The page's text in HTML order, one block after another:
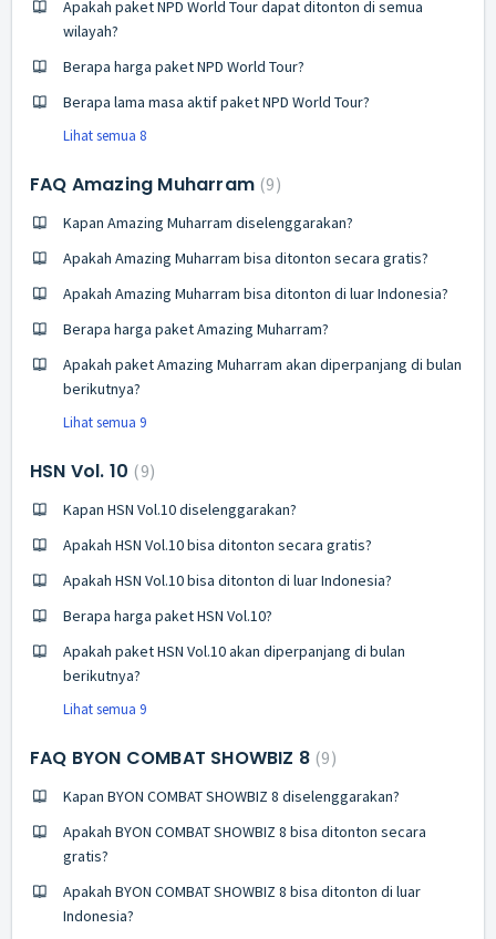
Apakah paket NPD World Tour dapat ditonton di semua
wilayah?
Berapa harga paket NPD World Tour?
Berapa lama masa aktif paket NPD World Tour?
Lihat semua 8
FAQ Amazing Muharram 9
Kapan Amazing Muharram diselenggarakan?
Apakah Amazing Muharram bisa ditonton secara gratis?
Apakah Amazing Muharram bisa ditonton di luar Indonesia?
Berapa harga paket Amazing Muharram?
Apakah paket Amazing Muharram akan diperpanjang di bulan
berikutnya?
Lihat semua 9
HSN Vol. 10 9
Kapan HSN Vol.10 diselenggarakan?
Apakah HSN Vol.10 bisa ditonton secara gratis?
Apakah HSN Vol.10 bisa ditonton di luar Indonesia?
Berapa harga paket HSN Vol.10?
Apakah paket HSN Vol.10 akan diperpanjang di bulan
berikutnya?
Lihat semua 9
FAQ BYON COMBAT SHOWBIZ 8 9
Kapan BYON COMBAT SHOWBIZ 8 diselenggarakan?
Apakah BYON COMBAT SHOWBIZ 8 bisa ditonton secara
gratis?
Apakah BYON COMBAT SHOWBIZ 8 bisa ditonton di luar
Indonesia?